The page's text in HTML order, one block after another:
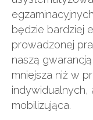
będzie bardziej
prowadzonej
naszą
mniejsza niż w
indywidualnych,
mobilizująca.